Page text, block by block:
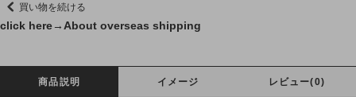
買い物を続ける
click here→ About overseas shipping
商品説明 イメージ レビュー(0)